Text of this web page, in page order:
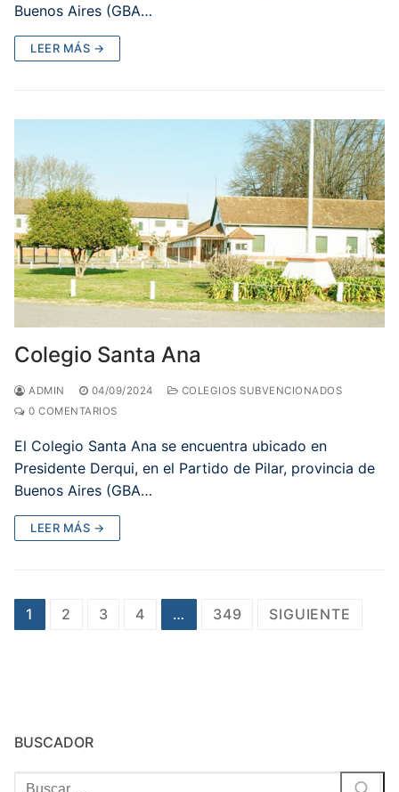
Buenos Aires (GBA…
LEER MÁS →
Colegio Santa Ana
ADMIN 04/09/2024
COLEGIOS SUBVENCIONADOS
0 COMENTARIOS
El Colegio Santa Ana se encuentra ubicado en
Presidente Derqui, en el Partido de Pilar, provincia de
Buenos Aires (GBA…
LEER MÁS →
Paginación
1 2 3 4 … 349 SIGUIENTE
BUSCADOR
Buscar: